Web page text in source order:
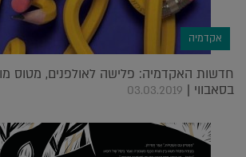
אקדמיה
חדשות האקדמיה: פלישה לאולפנים, מטוס
בסאבווי | 03.03.2019